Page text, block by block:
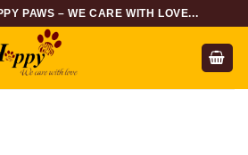
PAWS – WE CARE WITH LOVE...